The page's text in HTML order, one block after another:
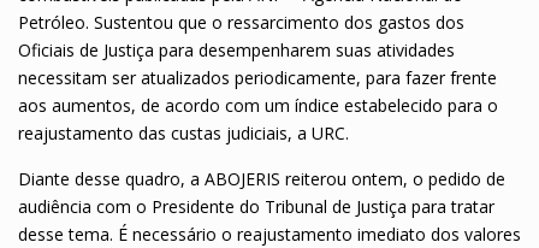
Petróleo. Sustentou que o ressarcimento dos gastos dos
Oficiais de Justiça para desempenharem suas atividades
necessitam ser atualizados periodicamente, para fazer frente
aos aumentos, de acordo com um índice estabelecido para o
reajustamento das custas judiciais, a URC.
Diante desse quadro, a ABOJERIS reiterou ontem, o pedido de
audiência com o Presidente do Tribunal de Justiça para tratar
desse tema. É necessário o reajustamento imediato dos valores